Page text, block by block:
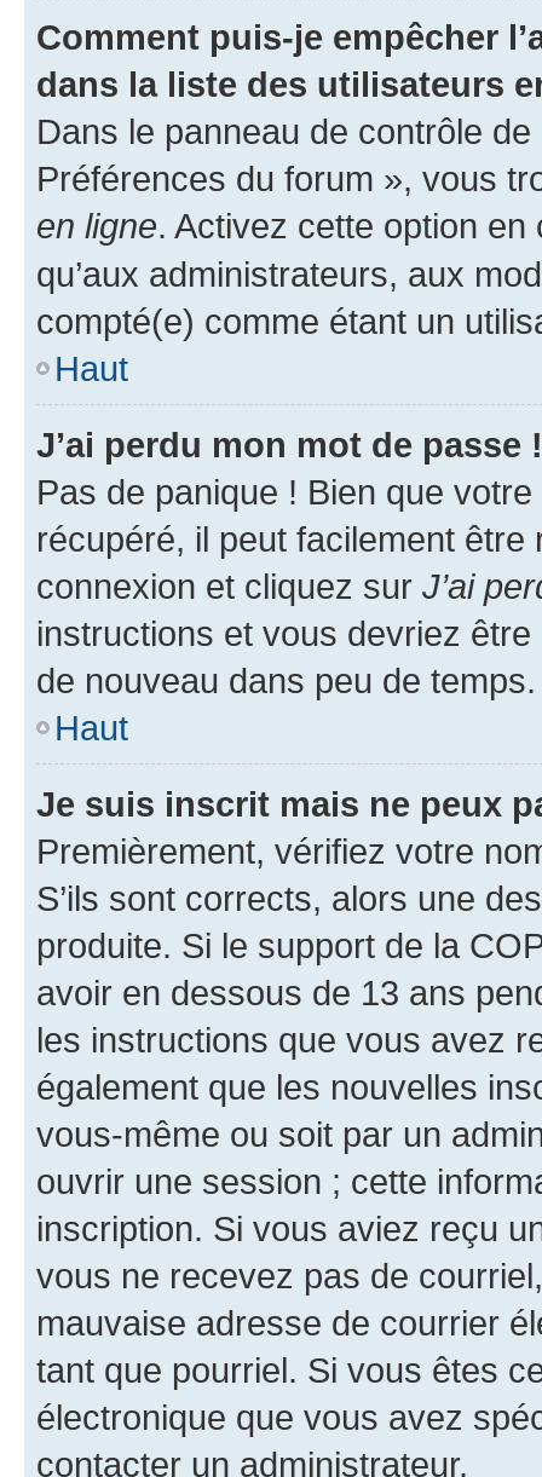
Comment puis-je empêcher
dans la liste des utilisateurs
Dans le panneau de contrôle
Préférences du forum », vous
en ligne. Activez cette option
qu’aux administrateurs, aux
compté(e) comme étant un
Haut
J’ai perdu mon mot de passe !
Pas de panique ! Bien que
récupéré, il peut facilement
connexion et cliquez sur J’ai
instructions et vous devriez
de nouveau dans peu de temps.
Haut
Je suis inscrit mais ne peux
Premièrement, vérifiez votre
S’ils sont corrects, alors une
produite. Si le support de la
avoir en dessous de 13 ans
les instructions que vous avez
également que les nouvelles
vous-même ou soit par un
ouvrir une session ; cette
inscription. Si vous aviez reçu
vous ne recevez pas de
mauvaise adresse de courrier
tant que pourriel. Si vous êtes
électronique que vous avez
contacter un administrateur.